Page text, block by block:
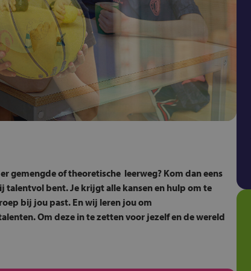
gemengde of theoretische leerweg? Kom dan eens
bent. Je krijgt alle kansen en hulp om te
bij jou past. En wij leren jou om
Om deze in te zetten voor jezelf en de wereld